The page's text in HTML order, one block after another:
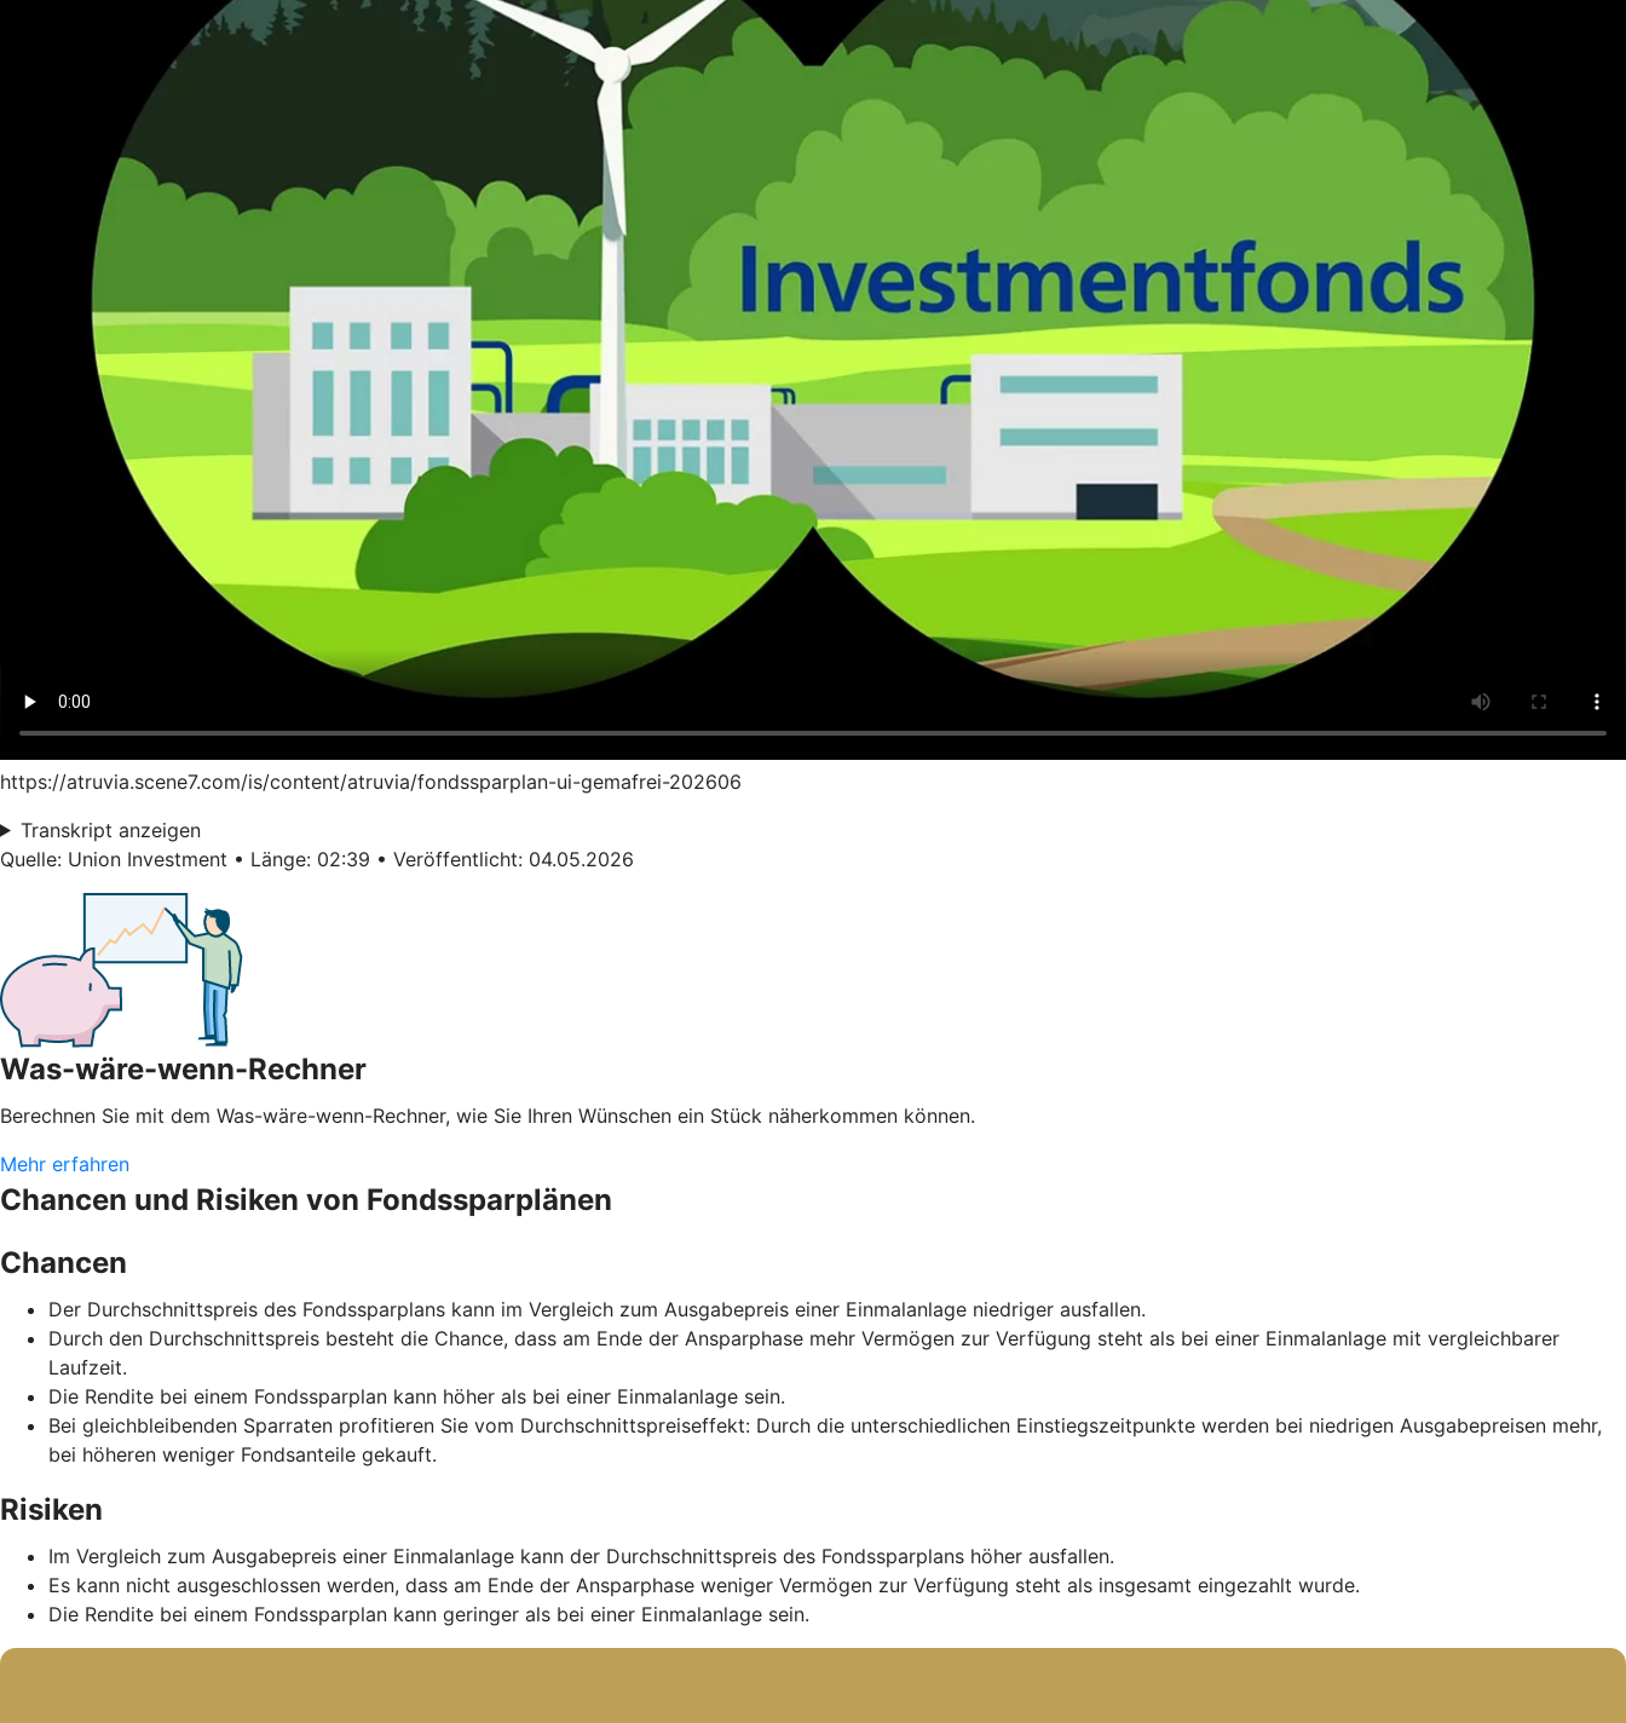
https://atruvia.scene7.com/is/content/atruvia/fondssparplan-ui-gemafrei-202606
Transkript anzeigen
Quelle: Union Investment • Länge: 02:39 • Veröffentlicht: 04.05.2026
Was-wäre-wenn-Rechner
Berechnen Sie mit dem Was-wäre-wenn-Rechner, wie Sie Ihren Wünschen ein Stück näherkommen können.
Mehr erfahren
Chancen und Risiken von Fondssparplänen
Chancen
Der Durchschnittspreis des Fondssparplans kann im Vergleich zum Ausgabepreis einer Einmalanlage niedriger ausfallen.
Durch den Durchschnittspreis besteht die Chance, dass am Ende der Ansparphase mehr Vermögen zur Verfügung steht als bei einer Einmalanlage mit vergleichbarer
Laufzeit.
Die Rendite bei einem Fondssparplan kann höher als bei einer Einmalanlage sein.
Bei gleichbleibenden Sparraten profitieren Sie vom Durchschnittspreiseffekt: Durch die unterschiedlichen Einstiegszeitpunkte werden bei niedrigen Ausgabepreisen mehr,
bei höheren weniger Fondsanteile gekauft.
Risiken
Im Vergleich zum Ausgabepreis einer Einmalanlage kann der Durchschnittspreis des Fondssparplans höher ausfallen.
Es kann nicht ausgeschlossen werden, dass am Ende der Ansparphase weniger Vermögen zur Verfügung steht als insgesamt eingezahlt wurde.
Die Rendite bei einem Fondssparplan kann geringer als bei einer Einmalanlage sein.